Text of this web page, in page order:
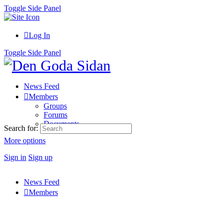
Toggle Side Panel
Log In
Toggle Side Panel
News Feed
Members
Groups
Forums
Documents
More options
Sign in Sign up
Search for:
News Feed
Members